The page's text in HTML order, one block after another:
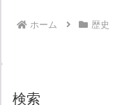
ホーム 歴史
検索